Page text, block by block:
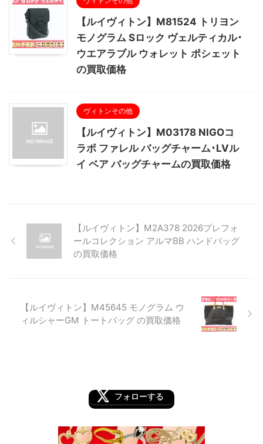
【ルイヴィトン】M81524 トリヨン
モノグラム Sロック ヴェルティカル･
ウエアラブル ウォレット ポシェット
の買取価格
ヴィトンその他
【ルイヴィトン】M03178 NIGOコ
ラボ ファレル バッグチャーム･LVル
イ ベア バッグチャームの買取価格
【ルイヴィトン】M2A378 2026プレフォ
ールコレクション アルマBB ハンドバッグ
の買取価格
【ルイヴィトン】M45645 モノグラム ウ
ィルシャーGM トートバッグ の買取価格
フォローする